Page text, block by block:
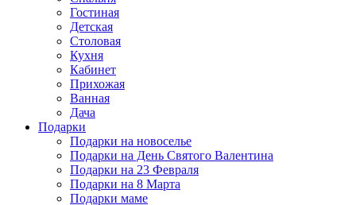
Гостиная
Детская
Столовая
Кухня
Кабинет
Прихожая
Ванная
Дача
Подарки
Подарки на новоселье
Подарки на День Святого Валентина
Подарки на 23 Февраля
Подарки на 8 Марта
Подарки маме